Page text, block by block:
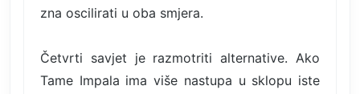
zna oscilirati u oba smjera.
Četvrti savjet je razmotriti alternative. Ako
Tame Impala ima više nastupa u sklopu iste